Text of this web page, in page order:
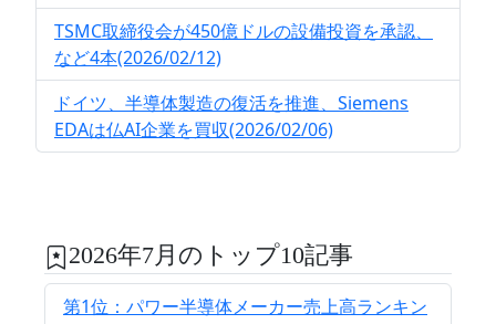
TSMC取締役会が450億ドルの設備投資を承認、
など4本(2026/02/12)
ドイツ、半導体製造の復活を推進、Siemens
EDAは仏AI企業を買収(2026/02/06)
2026年7月のトップ10記事
第1位：パワー半導体メーカー売上高ランキン